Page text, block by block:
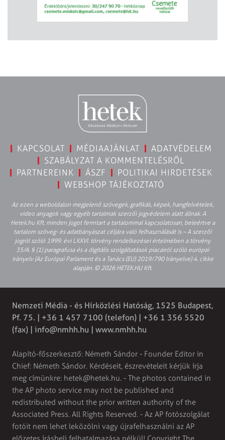
KAPCSOLAT MÉDIAAJÁNLAT
ADATVÉDELEM
SZABÁLYZAT A KOMMENTELÉSRŐL
PARTNEREINK
ÁSZF
POLITIKAI HIRDETÉSEK
WEBSHOP TÁJÉKOZTATÓ
Az ezen a weboldalon megjelenő szövegek, grafikák, képek, hangfelvételek,
video anyagok vagy egyéb tartalmak szerzői jogvédelem alatt állnak. A
Hetek.hu Kft. minden jogot fenntart a tartalommal kapcsolatosan, beleértve a
tartalom szöveg- és adatbányászat céljára való felhasználását is – A szerzői
jogról szóló 1999. évi LXXVI. törvény rendelkezései értelmében a törvény
35/A. § (1) paragrafusa és a digitális szolgáltatások piacairól szóló európai
irányelv (Az Európai Parlament és a Tanács (EU) 2019/790 Irányelve) 4. cikke
alapján. © 2026 HETEK.HU Kft.
Nemzeti Média - és Hírközlési Hatóság, 1525 Budapest,
Pf. 75. | +36 1 457 7100 (telefon) | +36 1 356 5520
(fax) | info@nmhh.hu | www.nmhh.hu
Alapító-főszerkesztő: Németh Sándor - Founder Editor in
Chief: Németh Sándor. Kérdéseit, észrevételeit kérjük írja
meg címünkre: hetek@hetek.hu. - The photos contained in
the AP photo service may not be published and
redistributed without the prior written authority of the
Associated Press. All Rights Reserved. - Az AP fotószolgálat
fotóit nem lehet leközölni vagy újrafelhasználni az AP